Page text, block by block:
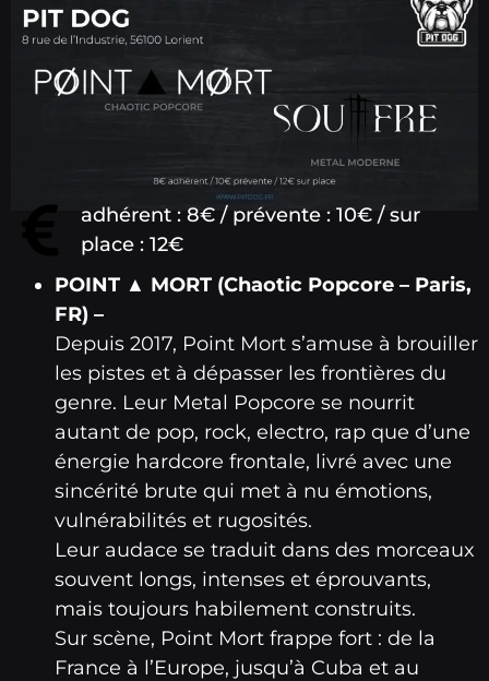
adhérent : 8€ / prévente : 10€ / sur
place : 12€
POINT ▲ MORT (Chaotic Popcore – Paris,
FR) –
Depuis 2017, Point Mort s’amuse à brouiller
les pistes et à dépasser les frontières du
genre. Leur Metal Popcore se nourrit
autant de pop, rock, electro, rap que d’une
énergie hardcore frontale, livré avec une
sincérité brute qui met à nu émotions,
vulnérabilités et rugosités.
Leur audace se traduit dans des morceaux
souvent longs, intenses et éprouvants,
mais toujours habilement construits.
Sur scène, Point Mort frappe fort : de la
France à l’Europe, jusqu’à Cuba et au